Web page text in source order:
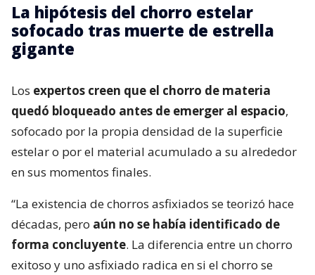
La hipótesis del chorro estelar
sofocado tras muerte de estrella
gigante
Los expertos creen que el chorro de materia
quedó bloqueado antes de emerger al espacio,
sofocado por la propia densidad de la superficie
estelar o por el material acumulado a su alrededor
en sus momentos finales.
“La existencia de chorros asfixiados se teorizó hace
décadas, pero aún no se había identificado de
forma concluyente. La diferencia entre un chorro
exitoso y uno asfixiado radica en si el chorro se